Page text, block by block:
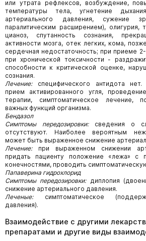
или утрата рефлексов, возбуждение,
температуры тела, угнетение
артериального давления, сужение
паралитическим расширением), олигурия,
цианоз, спутанность сознания,
активности мозга, отек легких, кома,
сердечная недостаточность; при приеме
при хронической токсичности -
способности к критической оценке,
сознания.
Лечение:специфического антидота
прием активированного угля,
терапии, симптоматическое лечение,
важных функций организма.
Бендазол
Симптомы передозировки:сведения о
отсутствуют. Наиболее вероятным
может быть выраженное снижение
Лечение:при выраженном снижении
придать пациенту положение «лежа» с
конечностями, проводить
Папаверина гидрохлорид
Симптомы передозировки:диплопия
снижение артериального давления.
Леченые:симптоматическое
давления).
Взаимодействие с другими
препаратами и другие виды